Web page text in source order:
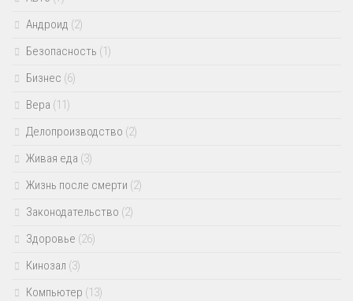
Андроид (2)
Безопасность (1)
Бизнес (6)
Вера (11)
Делопроизводство (2)
Живая еда (3)
Жизнь после смерти (2)
Законодательство (2)
Здоровье (26)
Кинозал (3)
Компьютер (13)